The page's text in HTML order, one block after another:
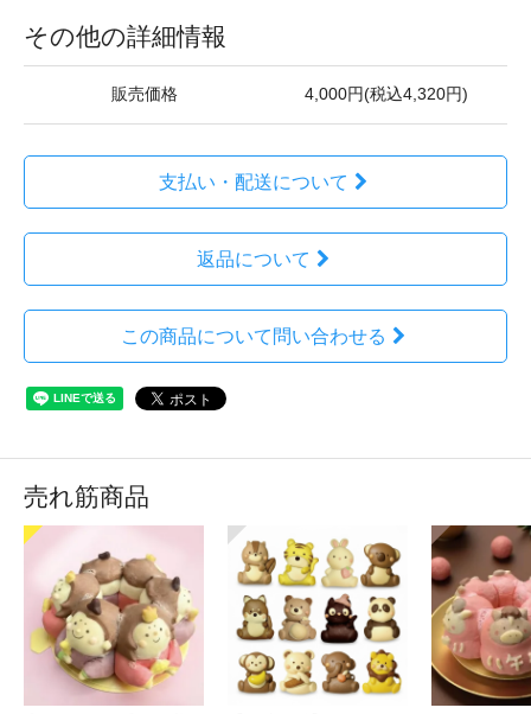
その他の詳細情報
販売価格 4,000円(税込4,320円)
支払い・配送について
返品について
この商品について問い合わせる
売れ筋商品